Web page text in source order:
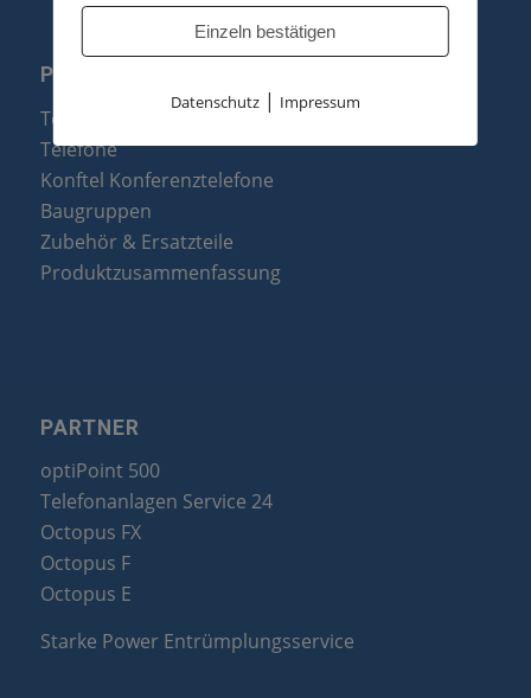
PRODUKTE
Telefonanlagen
Telefone
Konftel Konferenztelefone
Baugruppen
Zubehör & Ersatzteile
Produktzusammenfassung
PARTNER
optiPoint 500
Telefonanlagen Service 24
Octopus FX
Octopus F
Octopus E
Starke Power Entrümplungsservice
Einzeln bestätigen
Datenschutz| Impressum